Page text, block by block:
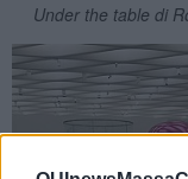
Under the table di